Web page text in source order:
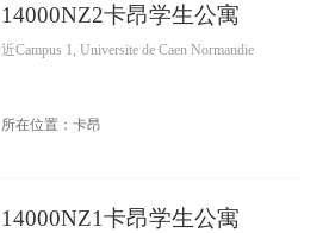
14000NZ2卡昂学生公寓
近Campus 1, Universite de Caen Normandie
所在位置：卡昂
14000NZ1卡昂学生公寓